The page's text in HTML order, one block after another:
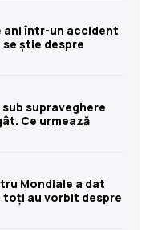
ani într-un accident
știe despre
supraveghere
Ce urmează
Mondiale a dat
toți au vorbit despre